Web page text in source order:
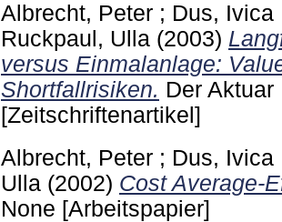
Albrecht, Peter ; Dus, Ivica
Ruckpaul, Ulla (2003)
versus Einmalanlage:
Shortfallrisiken. Der
[Zeitschriftenartikel]
Albrecht, Peter ; Dus, Ivica
Ulla (2002) Cost Average-
None [Arbeitspapier]